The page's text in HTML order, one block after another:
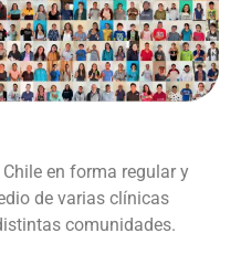
en forma regular y
de varias clínicas
comunidades.